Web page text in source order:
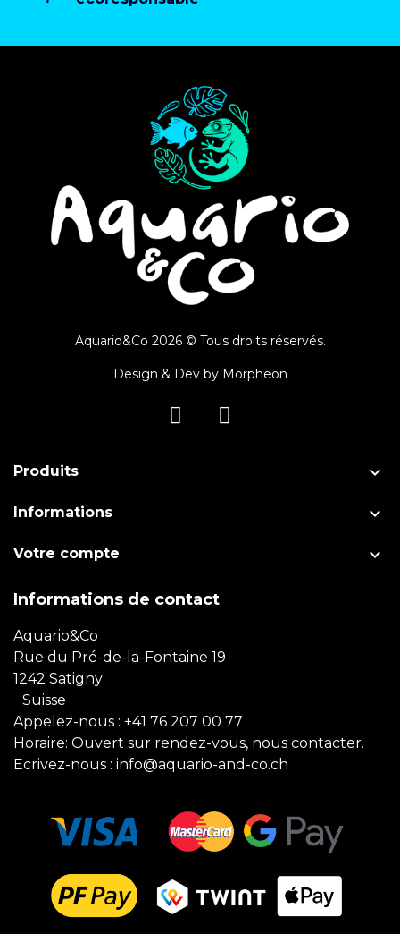
Aquario&Co 2026 © Tous droits réservés.
Design & Dev by Morpheon
Produits 
Informations 
Votre compte 
Informations de contact
Aquario&Co
Rue du Pré-de-la-Fontaine 19
1242 Satigny
Suisse
Appelez-nous : +41 76 207 00 77
Horaire: Ouvert sur rendez-vous, nous contacter.
Ecrivez-nous : info@aquario-and-co.ch